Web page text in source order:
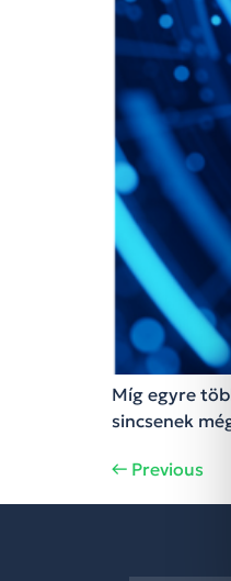
Míg egyre
sincsenek
← Previous